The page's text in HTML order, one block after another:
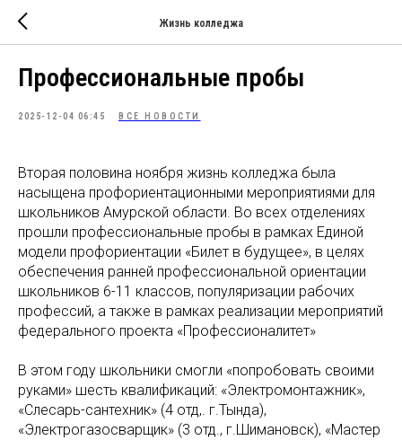
Жизнь колледжа
Профессиональные пробы
2025-12-04 06:45 ВСЕ НОВОСТИ
Вторая половина ноября жизнь колледжа была
насыщена профориентационными мероприятиями для
школьников Амурской области. Во всех отделениях
прошли профессиональные пробы в рамках Единой
модели профориентации «Билет в будущее», в целях
обеспечения ранней профессиональной ориентации
школьников 6-11 классов, популяризации рабочих
профессий, а также в рамках реализации мероприятий
федерального проекта «Профессионалитет»
В этом году школьники смогли «попробовать своими
руками» шесть квалификаций: «Электромонтажник»,
«Слесарь-сантехник» (4 отд,. г.Тында),
«Электрогазосварщик» (3 отд., г.Шимановск), «Мастер